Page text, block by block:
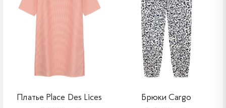
Платье Place Des Lices Брюки Cargo